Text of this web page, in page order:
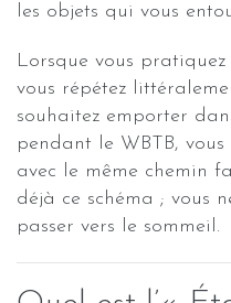
les objets qui vous
Lorsque vous
vous répétez
souhaitez emporter
pendant le WBTB, vous
avec le même chemin
déjà ce schéma ; vous
passer vers le sommeil.